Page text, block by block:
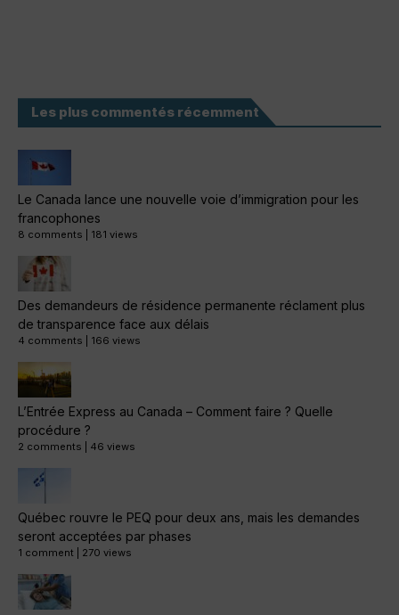
Les plus commentés récemment
Le Canada lance une nouvelle voie d’immigration pour les
francophones
8 comments 181 views
Des demandeurs de résidence permanente réclament plus
de transparence face aux délais
4 comments 166 views
L’Entrée Express au Canada – Comment faire ? Quelle
procédure ?
2 comments 46 views
Québec rouvre le PEQ pour deux ans, mais les demandes
seront acceptées par phases
1 comment 270 views